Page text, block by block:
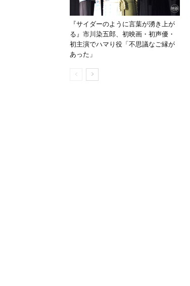
『サイダーのように言葉が湧き上が
る』市川染五郎、初映画・初声優・
初主演でハマり役「不思議なご縁が
あった」